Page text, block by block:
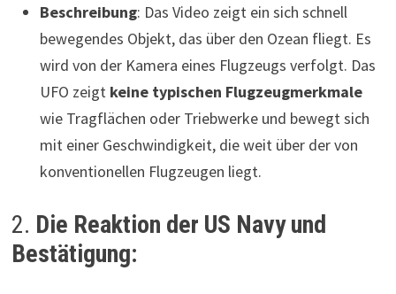
Beschreibung: Das Video zeigt ein sich schnell
bewegendes Objekt, das über den Ozean fliegt. Es
wird von der Kamera eines Flugzeugs verfolgt. Das
UFO zeigt keine typischen Flugzeugmerkmale
wie Tragflächen oder Triebwerke und bewegt sich
mit einer Geschwindigkeit, die weit über der von
konventionellen Flugzeugen liegt.
2. Die Reaktion der US Navy und
Bestätigung: